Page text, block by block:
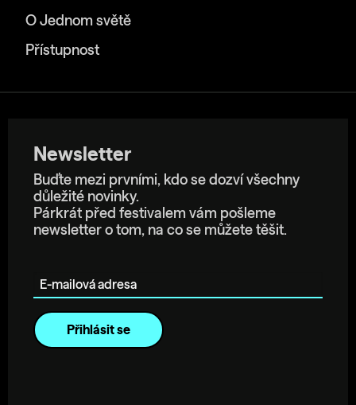
O Jednom světě
Přístupnost
Newsletter
Buďte mezi prvními, kdo se dozví všechny
důležité novinky.
Párkrát před festivalem vám pošleme
newsletter o tom, na co se můžete těšit.